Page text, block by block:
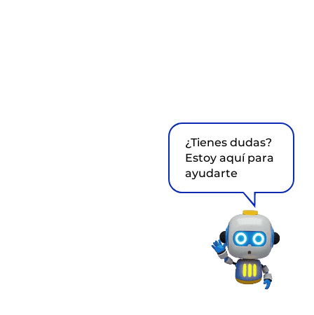
¿Tienes dudas?
Estoy aquí para
ayudarte